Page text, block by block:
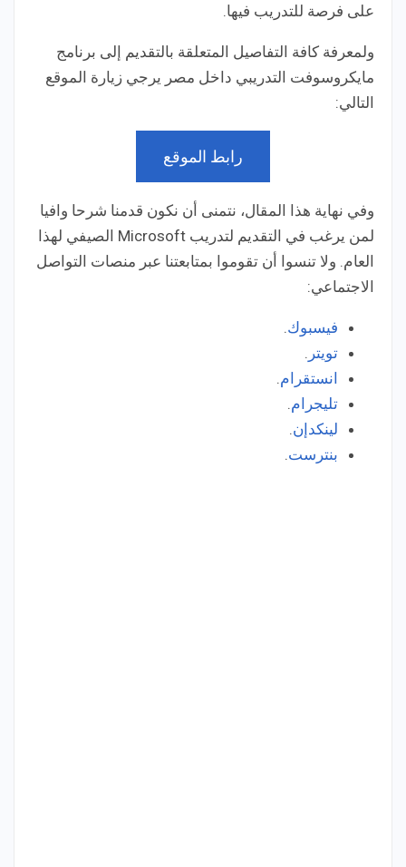
على فرصة للتدريب فيها.
ولمعرفة كافة التفاصيل المتعلقة بالتقديم إلى برنامج
مايكروسوفت التدريبي داخل مصر يرجي زيارة الموقع
التالي:
رابط الموقع
وفي نهاية هذا المقال، نتمنى أن نكون قدمنا شرحا وافيا
لمن يرغب في التقديم لتدريب Microsoft الصيفي لهذا
العام. ولا تنسوا أن تقوموا بمتابعتنا عبر منصات التواصل
الاجتماعي:
فيسبوك.
تويتر .
انستقرام.
تليجرام.
لينكدإن.
بنترست.